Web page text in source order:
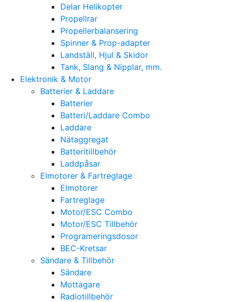
Delar Helikopter
Propellrar
Propellerbalansering
Spinner & Prop-adapter
Landställ, Hjul & Skidor
Tank, Slang & Nipplar, mm.
Elektronik & Motor
Batterier & Laddare
Batterier
Batteri/Laddare Combo
Laddare
Nätaggregat
Batteritillbehör
Laddpåsar
Elmotorer & Fartreglage
Elmotorer
Fartreglage
Motor/ESC Combo
Motor/ESC Tillbehör
Programeringsdosor
BEC-Kretsar
Sändare & Tillbehör
Sändare
Mottagare
Radiotillbehör